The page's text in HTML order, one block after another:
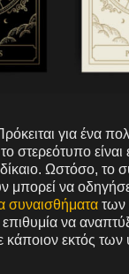
για ένα
στερεότυπο είναι
Ωστόσο, το
να
συναισθήματα των
να
κάποιον εκτός